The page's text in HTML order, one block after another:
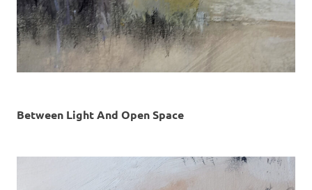
Between Light And Open Space